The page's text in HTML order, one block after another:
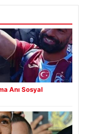
Anı Sosyal